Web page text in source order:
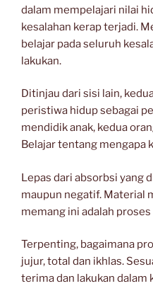
dalam mempelajari nilai
kesalahan kerap terjadi.
belajar pada seluruh
lakukan.
Ditinjau dari sisi lain,
peristiwa hidup sebagai
mendidik anak, kedua
Belajar tentang mengapa
Lepas dari absorbsi yang
maupun negatif. Material
memang ini adalah
Terpenting, bagaimana
jujur, total dan ikhlas.
terima dan lakukan dalam